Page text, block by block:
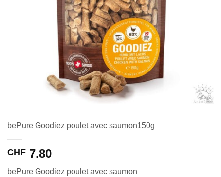
bePure Goodiez poulet avec saumon150g
CHF 7.80
bePure Goodiez poulet avec saumon